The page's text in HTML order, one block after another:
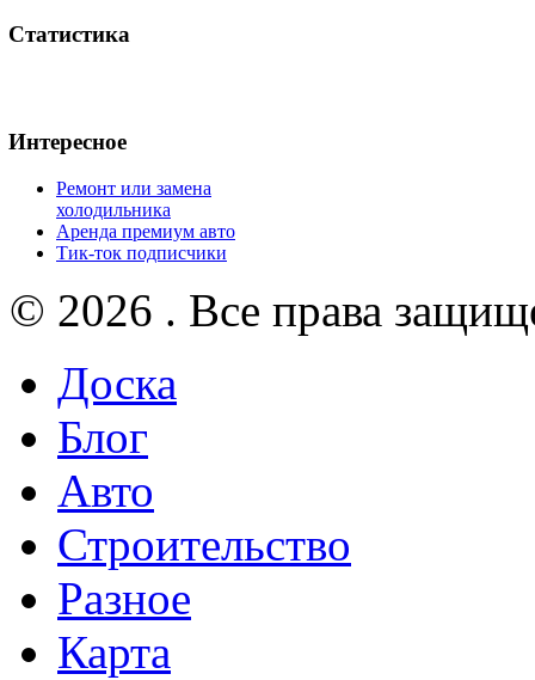
Статистика
Интересное
Ремонт или замена
холодильника
Аренда премиум авто
Тик-ток подписчики
© 2026 . Все права
Доска
Блог
Авто
Строительство
Разное
Карта